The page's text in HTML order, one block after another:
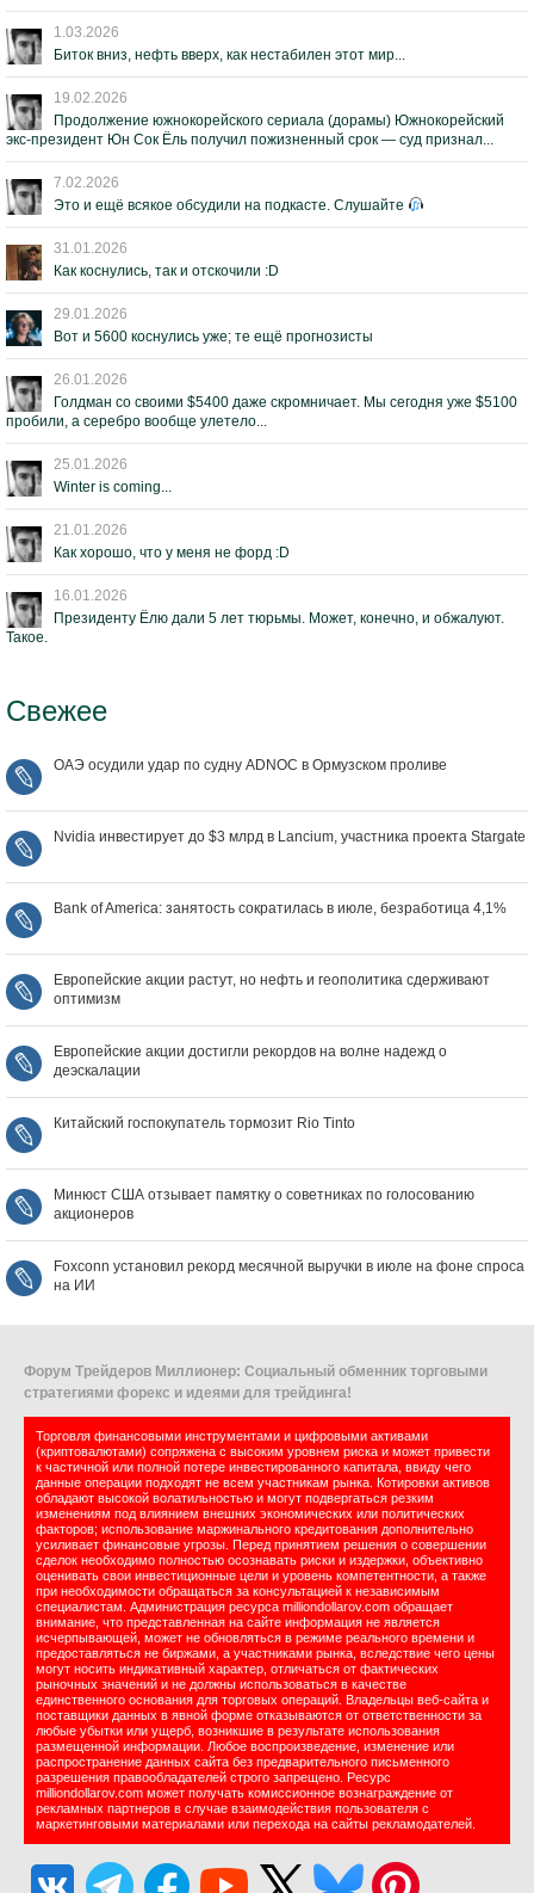
1.03.2026
Биток вниз, нефть вверх, как нестабилен этот мир...
19.02.2026
Продолжение южнокорейского сериала (дорамы) Южнокорейский
экс-президент Юн Сок Ёль получил пожизненный срок — суд признал...
7.02.2026
Это и ещё всякое обсудили на подкасте. Слушайте
31.01.2026
Как коснулись, так и отскочили :D
29.01.2026
Вот и 5600 коснулись уже; те ещё прогнозисты
26.01.2026
Голдман со своими $5400 даже скромничает. Мы сегодня уже $5100
пробили, а серебро вообще улетело...
25.01.2026
Winter is coming...
21.01.2026
Как хорошо, что у меня не форд :D
16.01.2026
Президенту Ёлю дали 5 лет тюрьмы. Может, конечно, и обжалуют.
Такое.
Свежее
ОАЭ осудили удар по судну ADNOC в Ормузском проливе
Nvidia инвестирует до $3 млрд в Lancium, участника проекта Stargate
Bank of America: занятость сократилась в июле, безработица 4,1%
Европейские акции растут, но нефть и геополитика сдерживают
оптимизм
Европейские акции достигли рекордов на волне надежд о
деэскалации
Китайский госпокупатель тормозит Rio Tinto
Минюст США отзывает памятку о советниках по голосованию
акционеров
Foxconn установил рекорд месячной выручки в июле на фоне спроса
на ИИ
Форум Трейдеров Миллионер: Социальный обменник торговыми
стратегиями форекс и идеями для трейдинга!
Торговля финансовыми инструментами и цифровыми активами
(криптовалютами) сопряжена с высоким уровнем риска и может привести
к частичной или полной потере инвестированного капитала, ввиду чего
данные операции подходят не всем участникам рынка. Котировки активов
обладают высокой волатильностью и могут подвергаться резким
изменениям под влиянием внешних экономических или политических
факторов; использование маржинального кредитования дополнительно
усиливает финансовые угрозы. Перед принятием решения о совершении
сделок необходимо полностью осознавать риски и издержки, объективно
оценивать свои инвестиционные цели и уровень компетентности, а также
при необходимости обращаться за консультацией к независимым
специалистам. Администрация ресурса milliondollarov.com обращает
внимание, что представленная на сайте информация не является
исчерпывающей, может не обновляться в режиме реального времени и
предоставляться не биржами, а участниками рынка, вследствие чего цены
могут носить индикативный характер, отличаться от фактических
рыночных значений и не должны использоваться в качестве
единственного основания для торговых операций. Владельцы веб-сайта и
поставщики данных в явной форме отказываются от ответственности за
любые убытки или ущерб, возникшие в результате использования
размещенной информации. Любое воспроизведение, изменение или
распространение данных сайта без предварительного письменного
разрешения правообладателей строго запрещено. Ресурс
milliondollarov.com может получать комиссионное вознаграждение от
рекламных партнеров в случае взаимодействия пользователя с
маркетинговыми материалами или перехода на сайты рекламодателей.